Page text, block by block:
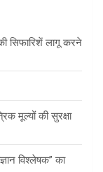
सिफारिशें लागू करने
मूल्यों की सुरक्षा
विश्लेषक” का